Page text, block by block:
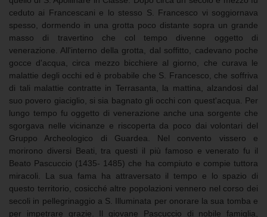
ceduto ai Francescani e lo stesso S. Francesco vi soggiornava
spesso, dormendo in una grotta poco distante sopra un grande
masso di travertino che col tempo divenne oggetto di
venerazione. All'interno della grotta, dal soffitto, cadevano poche
gocce d'acqua, circa mezzo bicchiere al giorno, che curava le
malattie degli occhi ed è probabile che S. Francesco, che soffriva
di tali malattie contratte in Terrasanta, la mattina, alzandosi dal
suo povero giaciglio, si sia bagnato gli occhi con quest'acqua. Per
lungo tempo fu oggetto di venerazione anche una sorgente che
sgorgava nelle vicinanze e riscoperta da poco dai volontari del
Gruppo Archeologico di Guardea. Nel convento vissero e
morirono diversi Beati, tra questi il più famoso e venerato fu il
Beato Pascuccio (1435- 1485) che ha compiuto e compie tuttora
miracoli. La sua fama ha attraversato il tempo e lo spazio di
questo territorio, cosicché altre popolazioni vennero nel corso dei
secoli in pellegrinaggio a S. Illuminata per onorare la sua tomba e
per impetrare grazie. Il giovane Pascuccio di nobile famiglia,